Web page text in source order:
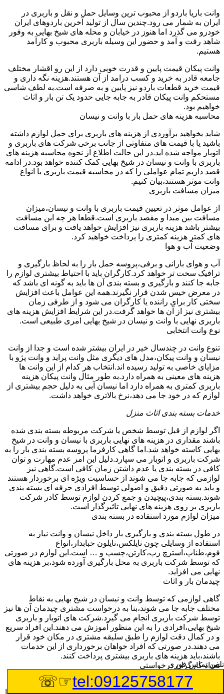
وانت باریا باردو از محبوب ترین وسایل حمل و نقل و باربری در
ایران به شمار می رود.چندین سال از تولید آخرین باردوهای ایران
خودرو می گذرد اما هنوز در خیابان و محله های شیخ بهایی به وفور
شاهد رفت و آمد و حضور این وسیله باربری محبوب و کارآمد
هستیم.
وانت پیکان قیمت پایین و قدرت خوبی دارد از این رو اقشار مختلف
جامعه قادر به خرید و کسب درامد از آن هستند.هزینه نگه داری و
قیمت خرید قطعات باردو نیز پایین و به صرفه است.به لطف شاسی
مستحکم وانت پیکان قادر به جابه جایی حدود یک تن بار و اثاث
خواهیم بود.
محاسبه هزینه های حمل بار با وانت و نیسان
شاید بخواهید برآوردی از هزینه های باربری برای حمل لوازم داشته
باشید یا با قیمت های متفاوتی از جانب برخی شرکت های باربری و
اتوبار مواجه شده اید.در این حالت اطلاع از نحوه محاسبه هزینه های
باربری با وانت و نیسان در شیخ بهایی کمک کننده خواهد بود.در ادامه
قصد داریم تمام عواملی را که در محاسبه قیمت باربری با انواع
وانت موثر هستند،بیان کنیم.
میزان مسافت باربری
از عوامل موثر در تعیین قیمت باربری با وانت و نیسان،میزان
مسافت بین مبدا و مقصد باربری است.قطعا هر چه این مسافت
بیشتر باشد هزینه باربری نیز افزایش خواهد یافت و برای مسافت
های کمتر هزینه کمتری را پرداخت خواهید کرد.
وضعیت آب و هوا
آب و هوای بارانی و برفی،پروسه حمل بار را به لحاظ بارگیری و
ترافیک سخت تر خواهد کرد.کارگران باید با احتیاط بیشتری لوازم را
جابه جا کنند و بارگیری و بسته بندی آن ها باید به گونه ای باشد که
در معرض خیس شدن قرار نگیرند.همه این عوامل باعث افزایش
سختی کار برای راننده یا کارگران می شود و از طرفی زمان
بیشتری نیز از آن ها خواهد گرفت.در این شرایط افزایش هزینه های
باربری نهایی با وانت و نیسان در شیخ بهایی امری طبیعی است.
نوع وانت انتخابی
تنوع وانت در چندسال خیر در ایران بیشتر شده است و جدا از وانت
نیسان و وانت پیکان،مدل های دیگری مثل وانت پراید و وانت پژو با
مزایای خاصی به تولید رسیده اند.انتخاب هر کدام از این وانت ها
هزینه های معینی به همراه دارد.به طور مثال وانت پیکان هزینه
باربری کمتری به همراه دارد اما نیسان آبی به دلیل حجم بیشتری از
لوازم که در خود جا می دهد،نرخ بالاتری خواهد داشت.
خدمات بسته بندی اثاث منزل
اگر لوازم از قبل توسط شخص یا شرکت مربوطه بسته بندی شده
باشند مقداری در هزینه های نهایی باربری با نیسان و وانت در شیخ
بهایی کاسته خواهد شد.اما گاهی کارفرما پروسه بسته بندی بار را به
شرکت باربری و اتوبار می سپارد.دلیل این امر عدم مهارت و توان
کافی در بسته بندی یا عدم داشتن زمان کافی است.گاهی نیز
لوازمی که جابه جا می شوند از حساسیت ویژه ای برخوردار هستند
و باید به صورتی دقیق و اصولی توسط افرادی حرفه ای بسته بندی
شوند.بسته بندی،پیچیدن و جمع کردن لوازم توسط کادر شرکت
باربری بر روی هزینه های نهایی تاثیرگذار است.
میزان لوازم مورد استفاده در بسته بندی
در طول بسته بندی و بارگیری بار داخل نیسان و وانت نیاز به
استفاده از وسایلی چون نایلکس،نایلون حبابدار،انواع
فوم،طناب،استرچ رپ،کارتن،چسپ و … است.این لوازم در صورتی
که توسط شرکت باربری به محل بارگیری آورده شود،بر هزینه های
نهایی می افزاید.
چیدمان بار و اثاث
گاهی لوازمی که توسط وانت و نیسان در شیخ بهایی به نقاط
مختلف جابه جا می شوند،بنا به درخواست مشتری چیدمان آن ها نیز
توسط شرکت باربری انجام می گیرد.شرکت های اتوبار و باربری
شیخ بهایی،افرادی را به این منظور آموزش می دهند.این افراد سریع
و در کمال دقت لوازم را طبق سلیقه مشتری در مکان خود قرار
می دهند.در صورتی که افراد خواهان برخورداری از این خدمات
باشند،باید هزینه های باربری بیشتری پرداخت کنند.
تعداد کارگران درخواستی
اتحادیه باربری شیخ بهایی برای هر تعداد کارگر باربری هر ساله نرخ
ثابتی را اعلام خواهد کرد.مشتری هنگام مراجعه به شرکت باربری با
تلفن تماس فوری
tel:09125758177
☞☏